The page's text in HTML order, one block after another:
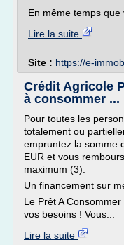
En même temps que
Lire la suite
Site : https://e-
Crédit Agricole
à consommer ...
Pour toutes les
totalement ou
empruntez la somme
EUR et vous
maximum (3).
Un financement sur
Le Prêt A
vos besoins ! Vous...
Lire la suite